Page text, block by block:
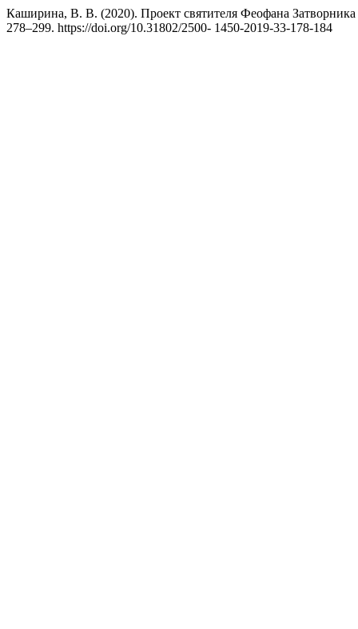
Каширина, В. В. (2020). Проект святителя Феофана
278–299. https://doi.org/10.31802/2500- 1450-2019-33-178-184